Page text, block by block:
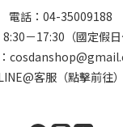
電話：04-35009188
－17:30（國定假日
客服（點擊前往）